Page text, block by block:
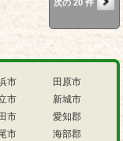
次の 20 件
市
市
市
市
田原市
新城市
愛知郡
海部郡